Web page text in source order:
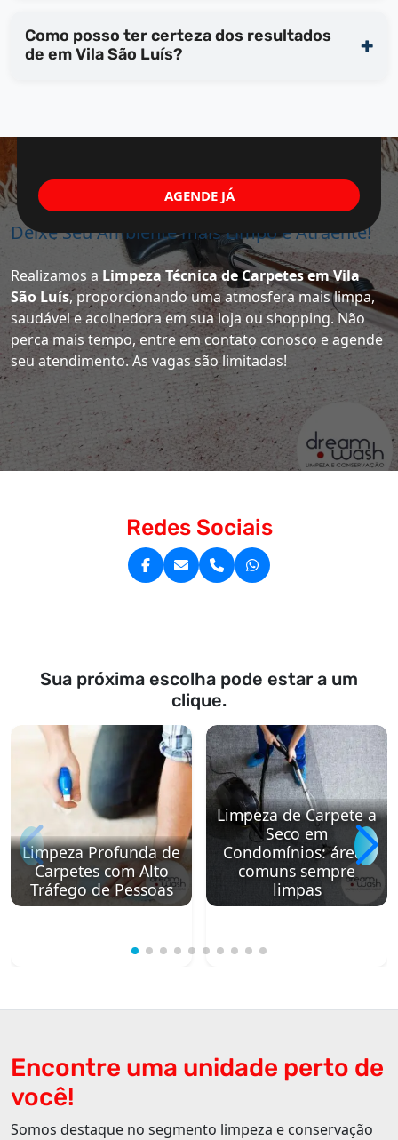
Como posso ter certeza dos resultados
de em Vila São Luís?
Deixe Seu Ambiente mais Limpo e Atraente!
Realizamos a Limpeza Técnica de Carpetes em Vila
São Luís, proporcionando uma atmosfera mais limpa,
saudável e acolhedora em sua loja ou shopping. Não
perca mais tempo, entre em contato conosco e agende
seu atendimento. As vagas são limitadas!
AGENDE JÁ
Redes Sociais
Sua próxima escolha pode estar a um
clique.
Limpeza Profunda de
Carpetes com Alto
Tráfego de Pessoas
Limpeza de Carpete a
Seco em
Condomínios: áreas
comuns sempre
limpas
Encontre uma unidade perto de
você!
Somos destaque no segmento limpeza e conservação